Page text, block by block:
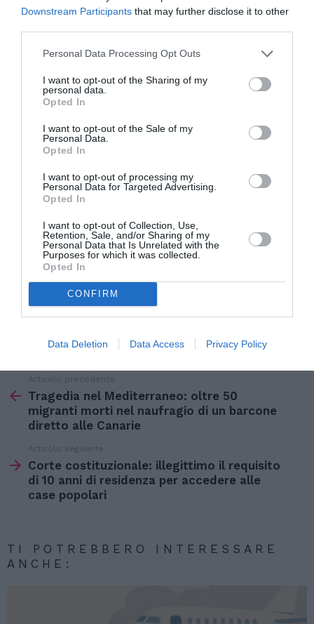
Downstream Participants that may further disclose it to other
Personal Data Processing Opt Outs
I want to opt-out of the Sharing of my
personal data.
Opted In
I want to opt-out of the Sale of my
Personal Data.
Opted In
I want to opt-out of processing my
Personal Data for Targeted Advertising.
Opted In
I want to opt-out of Collection, Use,
Retention, Sale, and/or Sharing of my
Personal Data that Is Unrelated with the
Purposes for which it was collected.
Opted In
CONFIRM
Data Deletion Data Access Privacy Policy
Rama sottolinea come l’Italia, nel corso degli
dell’Albania anche in situazioni che non
portavano vantaggi diretti. Ricorda con
gratitudine le missioni umanitarie e l’aiuto
dell’esercito italiano in momenti critici per il suo
Paese, come il terremoto che devastò l’Albania.
italiani furono i primi ad arrivare: vennero in tanti,
per salvarci”.
Rama conclude con una nota personale: “Ho
questo problema, sono molto filo-italiano.
Ammetto di non essere molto oggettivo quando
di
Articolo precedente
Tragedia nel Mediterraneo: oltre 50
migranti morti nel naufragio di un barcone
diretto alle Canarie
Articolo seguente
Corte costituzionale: illegittimo il requisito
di 10 anni di residenza per accedere alle
case popolari
TI POTREBBERO INTERESSARE
ANCHE: